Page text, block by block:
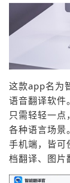
这款app名为
语音翻译软件
只需轻轻一
各种语言场景
手机端，皆可
档翻译、图片